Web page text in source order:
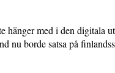
hänger med i den digitala
nu borde satsa på